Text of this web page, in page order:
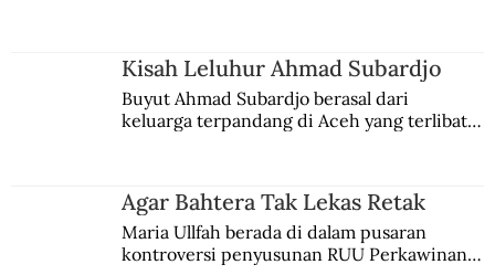
Kisah Leluhur Ahmad Subardjo
Buyut Ahmad Subardjo berasal dari
keluarga terpandang di Aceh yang terlibat
Agar Bahtera Tak Lekas Retak
Maria Ullfah berada di dalam pusaran
kontroversi penyusunan RUU Perkawinan.